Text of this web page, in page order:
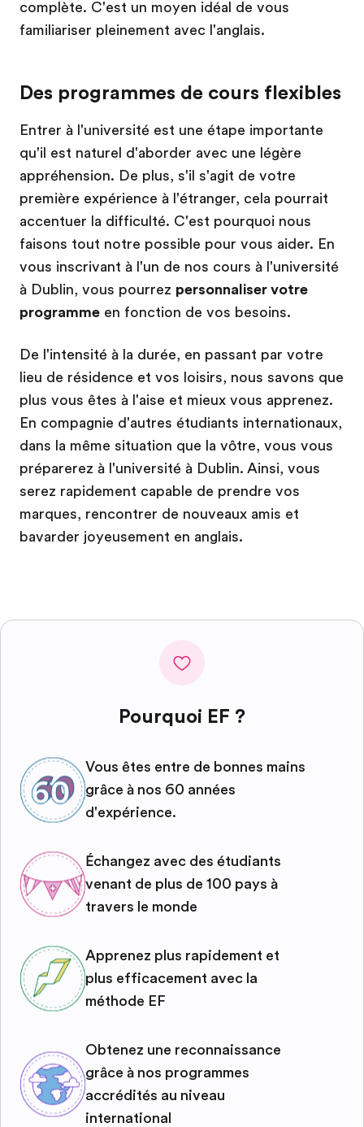
complète. C'est un moyen idéal de vous
familiariser pleinement avec l'anglais.
Des programmes de cours flexibles
Entrer à l'université est une étape importante
qu'il est naturel d'aborder avec une légère
appréhension. De plus, s'il s'agit de votre
première expérience à l'étranger, cela pourrait
accentuer la difficulté. C'est pourquoi nous
faisons tout notre possible pour vous aider. En
vous inscrivant à l'un de nos cours à l'université
à Dublin, vous pourrez personnaliser votre
programme en fonction de vos besoins.
De l'intensité à la durée, en passant par votre
lieu de résidence et vos loisirs, nous savons que
plus vous êtes à l'aise et mieux vous apprenez.
En compagnie d'autres étudiants internationaux,
dans la même situation que la vôtre, vous vous
préparerez à l'université à Dublin. Ainsi, vous
serez rapidement capable de prendre vos
marques, rencontrer de nouveaux amis et
bavarder joyeusement en anglais.
Pourquoi EF ?
Vous êtes entre de bonnes mains
grâce à nos 60 années
d'expérience.
Échangez avec des étudiants
venant de plus de 100 pays à
travers le monde
Apprenez plus rapidement et
plus efficacement avec la
méthode EF
Obtenez une reconnaissance
grâce à nos programmes
accrédités au niveau
international